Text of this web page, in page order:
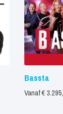
Bassta
Vanaf €